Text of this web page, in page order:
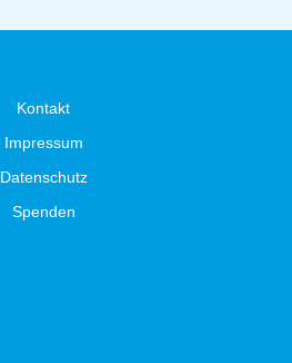
Kontakt
Impressum
Datenschutz
Spenden